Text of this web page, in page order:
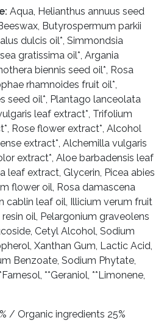
Aqua, Helianthus annuus seed
Butyrospermum parkii
dulcis oil*, Simmondsia
gratissima oil*, Argania
biennis seed oil*, Rosa
rhamnoides fruit oil*,
seed oil*, Plantago lanceolata
leaf extract*, Trifolium
Rose flower extract*, Alcohol
extract*, Alchemilla vulgaris
extract*, Aloe barbadensis leaf
leaf extract, Glycerin, Picea abies
flower oil, Rosa damascena
cablin leaf oil, Illicium verum fruit
oil, Pelargonium graveolens
Cetyl Alcohol, Sodium
Xanthan Gum, Lactic Acid,
Benzoate, Sodium Phytate,
**Geraniol, **Limonene,
/ Organic ingredients 25%